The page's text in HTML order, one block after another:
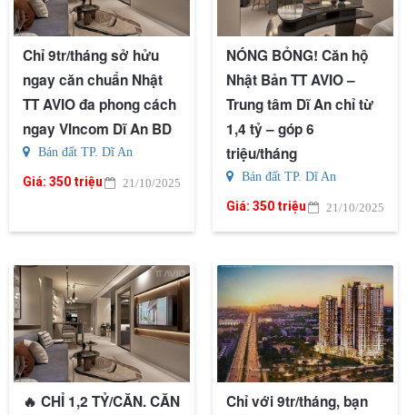
Chỉ 9tr/tháng sở hửu
ngay căn chuẩn Nhật
TT AVIO đa phong cách
ngay VIncom Dĩ An BD
Bán đất TP. Dĩ An
Giá: 350 triệu 21/10/2025
NÓNG BỎNG! Căn hộ
Nhật Bản TT AVIO –
Trung tâm Dĩ An chỉ từ
1,4 tỷ – góp 6
triệu/tháng
Bán đất TP. Dĩ An
Giá: 350 triệu 21/10/2025
🔥 CHỈ 1,2 TỶ/CĂN. CĂN
Chỉ với 9tr/tháng, bạn